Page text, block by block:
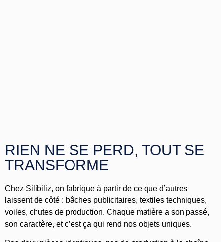
RIEN NE SE PERD, TOUT SE
TRANSFORME
Chez Silibiliz, on fabrique à partir de ce que d’autres
laissent de côté : bâches publicitaires, textiles techniques,
voiles, chutes de production. Chaque matière a son passé,
son caractère, et c’est ça qui rend nos objets uniques.